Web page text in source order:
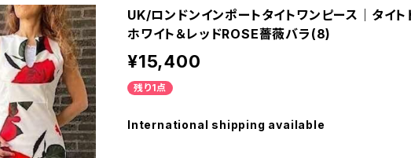
UK/ロンドンインポートタイトワンピース｜タイト
ホワイト＆レッドROSE薔薇バラ(8)
¥15,400
残り1点
International shipping available